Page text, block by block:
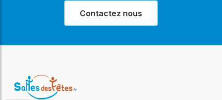
Contactez nous